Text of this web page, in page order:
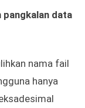
pangkalan data
nama fail
hanya